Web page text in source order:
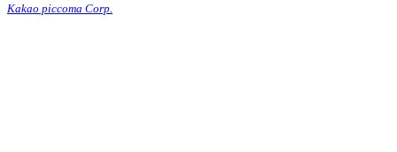
Kakao piccoma Corp.